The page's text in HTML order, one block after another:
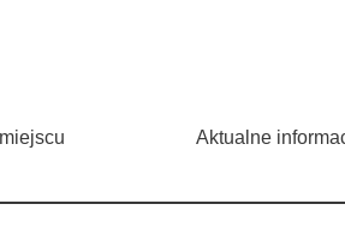
Aktualne